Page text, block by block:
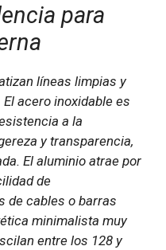
para
líneas limpias y
acero inoxidable es
a la
y transparencia,
El aluminio atrae por
de
de cables o barras
minimalista muy
entre los 128 y